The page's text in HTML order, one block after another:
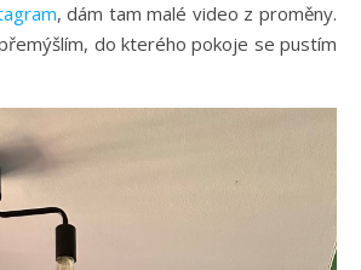
, dám tam malé video z proměny.
do kterého pokoje se pustím